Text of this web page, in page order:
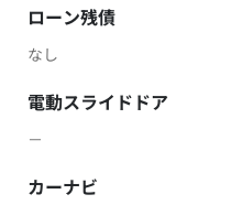
ローン残債
なし
電動スライドドア
－
カーナビ